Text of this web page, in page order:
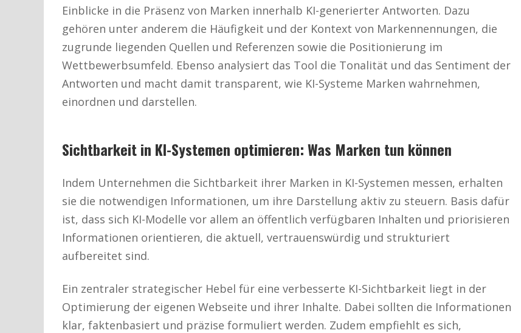
Einblicke in die Präsenz von Marken innerhalb KI-generierter Antworten. Dazu
gehören unter anderem die Häufigkeit und der Kontext von Markennennungen, die
zugrunde liegenden Quellen und Referenzen sowie die Positionierung im
Wettbewerbsumfeld. Ebenso analysiert das Tool die Tonalität und das Sentiment der
Antworten und macht damit transparent, wie KI-Systeme Marken wahrnehmen,
einordnen und darstellen.
Sichtbarkeit in KI-Systemen optimieren: Was Marken tun können
Indem Unternehmen die Sichtbarkeit ihrer Marken in KI-Systemen messen, erhalten
sie die notwendigen Informationen, um ihre Darstellung aktiv zu steuern. Basis dafür
ist, dass sich KI-Modelle vor allem an öffentlich verfügbaren Inhalten und priorisieren
Informationen orientieren, die aktuell, vertrauenswürdig und strukturiert
aufbereitet sind.
Ein zentraler strategischer Hebel für eine verbesserte KI-Sichtbarkeit liegt in der
Optimierung der eigenen Webseite und ihrer Inhalte. Dabei sollten die Informationen
klar, faktenbasiert und präzise formuliert werden. Zudem empfiehlt es sich,